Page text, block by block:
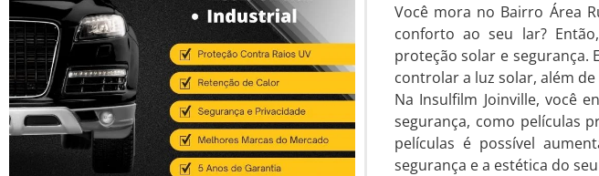
Você mora no Bairro Área
conforto ao seu lar?
proteção solar e segurança.
controlar a luz solar, além
Na Insulfilm Joinville, você
segurança, como películas
películas é possível
segurança e a estética do